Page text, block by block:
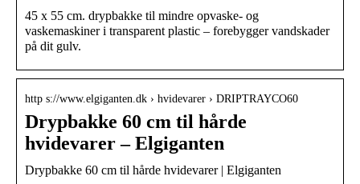
45 x 55 cm. drypbakke til mindre opvaske- og
vaskemaskiner i transparent plastic – forebygger vandskader
på dit gulv.
http s://www.elgiganten.dk › hvidevarer › DRIPTRAYCO60
Drypbakke 60 cm til hårde
hvidevarer – Elgiganten
Drypbakke 60 cm til hårde hvidevarer | Elgiganten